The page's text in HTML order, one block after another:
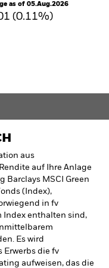
as of 05.Aug.2026
(0.11%)
aus
auf Ihre Anlage
Barclays MSCI Green
(Index),
in fv
Index enthalten sind,
Es wird
Erwerbs die fv
aufweisen, das die